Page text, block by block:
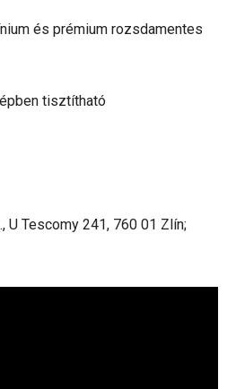
és prémium rozsdamentes
tisztítható
U Tescomy 241, 760 01 Zlín;